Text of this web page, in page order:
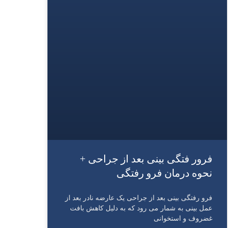
فرور فتگی بینی بعد از جراحی +
نحوه درمان فرو رفتگی
فرو رفتگی بینی بعد از جراحی یک عارضه نادر بعد از
عمل بینی به شمار می رود که به دلیل کاهش بافت
غضروف و استخوانی